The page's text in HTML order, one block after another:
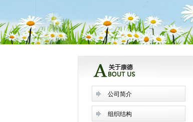
公司简介
组织结构